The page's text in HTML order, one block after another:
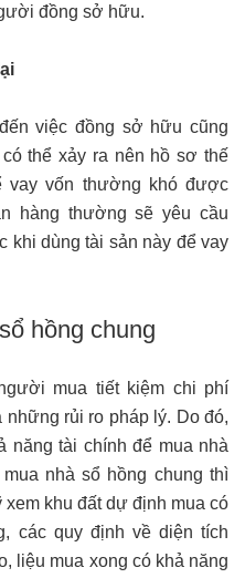
đồng sở hữu.
việc đồng sở hữu cũng
thể xảy ra nên hồ sơ thế
vay vốn thường khó được
hàng thường sẽ yêu cầu
khi dùng tài sản này để vay
hồng chung
mua tiết kiệm chi phí
rủi ro pháp lý. Do đó,
năng tài chính để mua nhà
nhà sổ hồng chung thì
khu đất dự định mua có
các quy định về diện tích
liệu mua xong có khả năng